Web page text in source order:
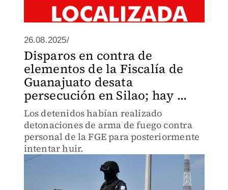
26.08.2025/
Disparos en contra de
elementos de la Fiscalía de
Guanajuato desata
persecución en Silao; hay ...
Los detenidos habían realizado
detonaciones de arma de fuego contra
personal de la FGE para posteriormente
intentar huir.